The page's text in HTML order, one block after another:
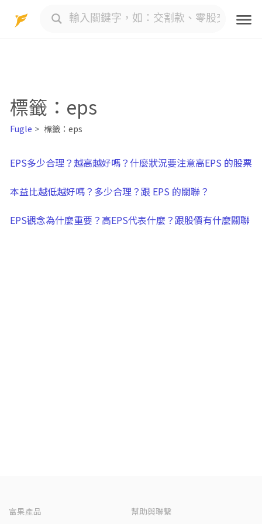
標籤：eps
Fugle 標籤：eps
EPS多少合理？越高越好嗎？什麼狀況要注意高EPS 的股票
本益比越低越好嗎？多少合理？跟 EPS 的關聯？
EPS觀念為什麼重要？高EPS代表什麼？跟股價有什麼關聯
富果產品 幫助與聯繫